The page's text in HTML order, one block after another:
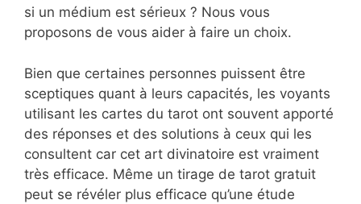
si un médium est sérieux ? Nous vous
proposons de vous aider à faire un choix.
Bien que certaines personnes puissent être
sceptiques quant à leurs capacités, les voyants
utilisant les cartes du tarot ont souvent apporté
des réponses et des solutions à ceux qui les
consultent car cet art divinatoire est vraiment
très efficace. Même un tirage de tarot gratuit
peut se révéler plus efficace qu’une étude